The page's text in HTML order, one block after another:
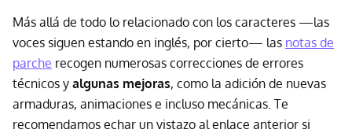
Más allá de todo lo relacionado con los caracteres —las
voces siguen estando en inglés, por cierto— las notas de
parche recogen numerosas correcciones de errores
técnicos y algunas mejoras, como la adición de nuevas
armaduras, animaciones e incluso mecánicas. Te
recomendamos echar un vistazo al enlace anterior si